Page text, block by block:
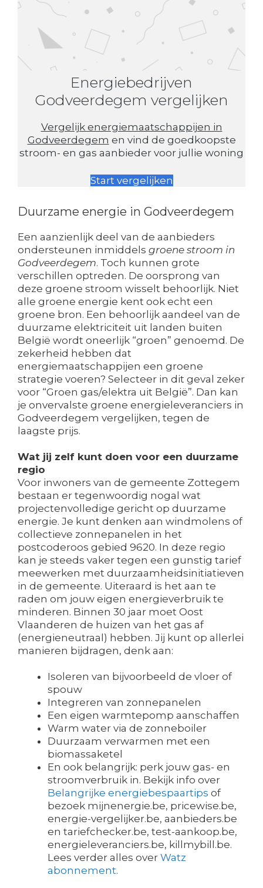
Energiebedrijven
Godveerdegem vergelijken
Vergelijk energiemaatschappijen in
Godveerdegem en vind de goedkoopste
stroom- en gas aanbieder voor jullie woning
Start vergelijken
Duurzame energie in Godveerdegem
Een aanzienlijk deel van de aanbieders
ondersteunen inmiddels groene stroom in
Godveerdegem. Toch kunnen grote
verschillen optreden. De oorsprong van
deze groene stroom wisselt behoorlijk. Niet
alle groene energie kent ook echt een
groene bron. Een behoorlijk aandeel van de
duurzame elektriciteit uit landen buiten
België wordt oneerlijk “groen” genoemd. De
zekerheid hebben dat
energiemaatschappijen een groene
strategie voeren? Selecteer in dit geval zeker
voor “Groen gas/elektra uit België”. Dan kan
je onvervalste groene energieleveranciers in
Godveerdegem vergelijken, tegen de
laagste prijs.
Wat jij zelf kunt doen voor een duurzame
regio
Voor inwoners van de gemeente Zottegem
bestaan er tegenwoordig nogal wat
projectenvolledige gericht op duurzame
energie. Je kunt denken aan windmolens of
collectieve zonnepanelen in het
postcoderoos gebied 9620. In deze regio
kan je steeds vaker tegen een gunstig tarief
meewerken met duurzaamheidsinitiatieven
in de gemeente. Uiteraard is het aan te
raden om jouw eigen energieverbruik te
minderen. Binnen 30 jaar moet Oost
Vlaanderen de huizen van het gas af
(energieneutraal) hebben. Jij kunt op allerlei
manieren bijdragen, denk aan:
Isoleren van bijvoorbeeld de vloer of
spouw
Integreren van zonnepanelen
Een eigen warmtepomp aanschaffen
Warm water via de zonneboiler
Duurzaam verwarmen met een
biomassaketel
En ook belangrijk: perk jouw gas- en
stroomverbruik in. Bekijk info over
Belangrijke energiebespaartips of
bezoek mijnenergie.be, pricewise.be,
energie-vergelijker.be, aanbieders.be
en tariefchecker.be, test-aankoop.be,
energieleveranciers.be, killmybill.be.
Lees verder alles over Watz
abonnement.